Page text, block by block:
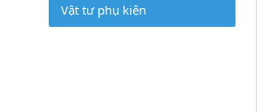
Vật tư phụ kiện